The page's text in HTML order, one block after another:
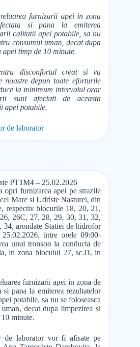
furnizarii apei in zona
si pana la emiterea
calitatii apei potabile, sa nu
consumul uman, decat dupa
apei timp de 10 minute.
disconfortul creat si va
noastre depun toate eforturile
la minimum intervalul orar
sunt afectati de aceasta
apei potabile.
de laborator
PT1M4 – 25.02.2026
opri furnizarea apei pe strazile
Mare si Udriste Nasturel, din
respectiv blocurile 18, 20, 21,
26C, 27, 28, 29, 30, 31, 32,
arondate Statiei de hidrofor
intre orele 09:00-
unui tronson la conducta de
in zona blocului 27, sc.D, in
furnizarii apei in zona de
si pana la emiterea rezultatelor
potabile, sa nu se foloseasca
decat dupa limpezirea si
minute.
de laborator vor fi afisate pe